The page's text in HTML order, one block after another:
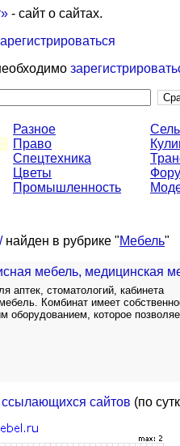
- сайт о сайтах.
Разное
Право
Спецтехника
Цветы
Промышленность
найден в рубрике "Мебель"
мебель, медицинская
аптек, стоматологий, кабинета
Комбинат имеет
оборудованием, которое
сайтов (по